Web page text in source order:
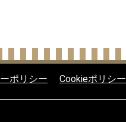
ポリシー Cookieポリシー